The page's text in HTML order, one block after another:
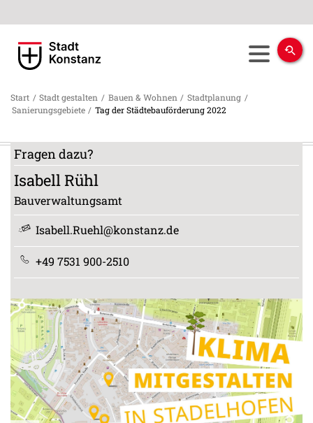
Start / Stadt gestalten / Bauen & Wohnen / Stadtplanung /
Sanierungsgebiete / Tag der Städtebauförderung 2022
Fragen dazu?
IsabellRühl
Bauverwaltungsamt
Isabell.Ruehl@konstanz.de
+49 7531 900-2510